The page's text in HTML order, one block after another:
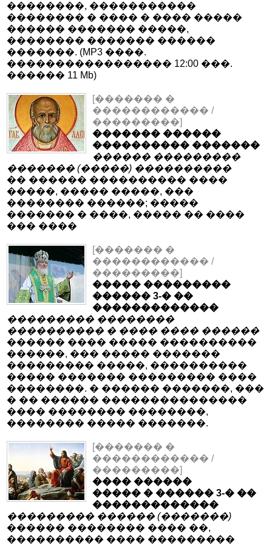
��������, �����������
�������� � ���� � ���� �����
������ ������� �����,
�������� ������� ������
�������. (MP3 ����.
����������������� 12:00 ���.
������ 11 Mb)
[������� �
������������ /
���������]
������� ������
���������� �������
������ ���������
������� (�����) ����������
�� ������ ���������� ����
�����, ����� �����, ���
�������� ������; �����
������� � ����, ����� �� ����
��� ����
[������� �
������������ /
���������]
����� ���������
������ 3-� ��
�������������
��������� ��������
���������� � ���� ���� ������
������ ���� ����� ����������
������, ��� ����� �������
��������� �����, ����������
����� ������� ��������� ����
��������. � ������ �������, ���
� �� ������ ���������������
���� �������� ��������,
�������� ����� �������.
[������� �
������������ /
���������]
���� ������
����� � ������ 3-� ��
�������������
��������� ������ (�������)
������ �������� ���� ��,
���������� ���� ���������